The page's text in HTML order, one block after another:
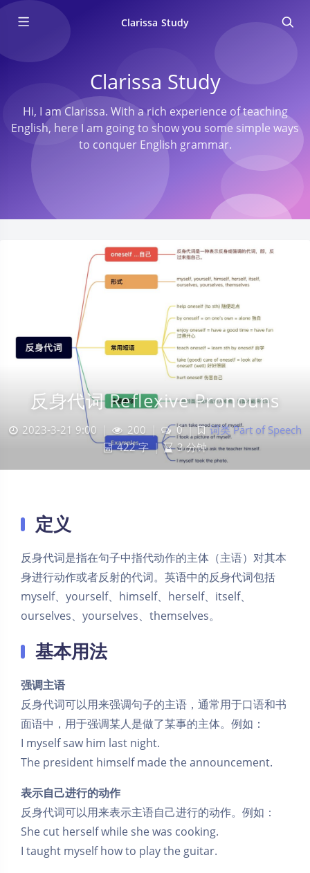
Clarissa Study
Clarissa Study
Hi, I am Clarissa. With a rich experience of teaching
English, here I am going to show you some simple ways
to conquer English grammar.
反身代词 Reflexive Pronouns
2023-3-21 9:00 200 0 |
词类 Part of Speech
422 字 | 3 分钟
定义
反身代词是指在句子中指代动作的主体（主语）对其本
身进行动作或者反射的代词。英语中的反身代词包括
myself、yourself、himself、herself、itself、
ourselves、yourselves、themselves。
基本用法
强调主语
反身代词可以用来强调句子的主语，通常用于口语和书
面语中，用于强调某人是做了某事的主体。例如：
I myself saw him last night.
The president himself made the announcement.
表示自己进行的动作
反身代词可以用来表示主语自己进行的动作。例如：
She cut herself while she was cooking.
I taught myself how to play the guitar.